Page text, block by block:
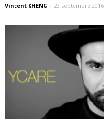
Vincent KHENG - 23 septembre 2016